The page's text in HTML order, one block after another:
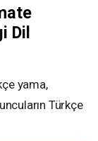
Dil
yama,
Türkçe